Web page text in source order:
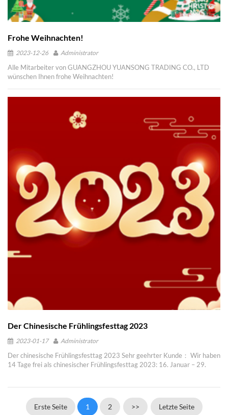
Frohe Weihnachten!
2023-12-26 Administrator
Alle Mitarbeiter von GUANGZHOU YUANSONG TRADING CO., LTD
wünschen Ihnen frohe Weihnachten!
Der Chinesische Frühlingsfesttag 2023
2023-01-17 Administrator
Der chinesische Frühlingsfesttag 2023 Sehr geehrter Kunde： Wir haben
14 Tage frei als chinesischer Frühlingsfesttag 2023: 16. Januar – 29.
Nachrichten gesehen haben. Vielen Dank für Ihre Mitarbeit und
Unterstützung und wünschen Ihnen ein wirklich frohes neues Jahr!
Erste Seite 1 2 >> Letzte Seite